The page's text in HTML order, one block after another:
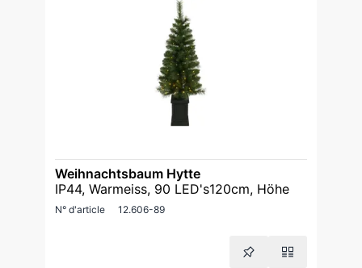
Weihnachtsbaum Hytte
IP44, Warmeiss, 90 LED's120cm, Höhe
N° d'article 12.606-89